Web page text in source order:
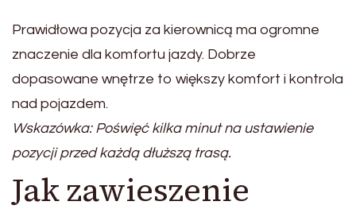
Prawidłowa pozycja za kierownicą ma ogromne
znaczenie dla komfortu jazdy. Dobrze
dopasowane wnętrze to większy komfort i kontrola
nad pojazdem.
Wskazówka: Poświęć kilka minut na ustawienie
pozycji przed każdą dłuższą trasą.
Jak zawieszenie